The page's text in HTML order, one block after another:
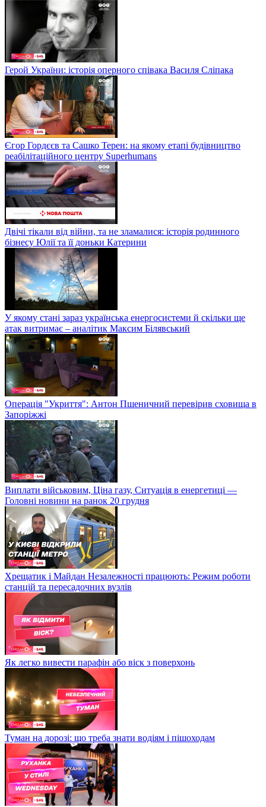
Герой України: історія оперного співака Василя Сліпака
Єгор Гордєєв та Сашко Терен: на якому етапі будівництво
реабілітаційного центру Superhumans
Двічі тікали від війни, та не зламалися: історія родинного
бізнесу Юлії та її доньки Катерини
У якому стані зараз українська енергосистеми й скільки ще
атак витримає – аналітик Максим Білявський
Операція "Укриття": Антон Пшеничний перевірив сховища в
Запоріжжі
Виплати військовим, Ціна газу, Ситуація в енергетиці —
Головні новини на ранок 20 грудня
Хрещатик і Майдан Незалежності працюють: Режим роботи
станцій та пересадочних вузлів
Як легко вивести парафін або віск з поверхонь
Туман на дорозі: що треба знати водіям і пішоходам